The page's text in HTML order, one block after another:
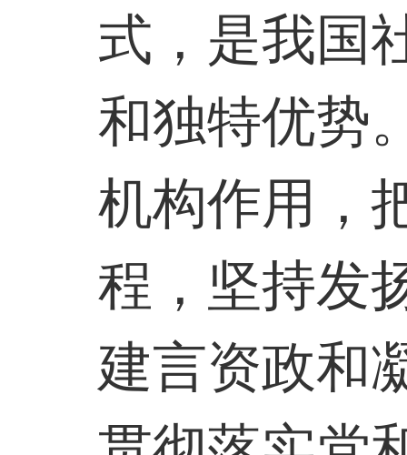
式，是我国
和独特优势
机构作用，
程，坚持发
建言资政和